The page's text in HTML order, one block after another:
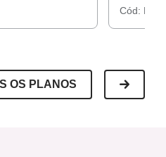
Cód:
OS PLANOS